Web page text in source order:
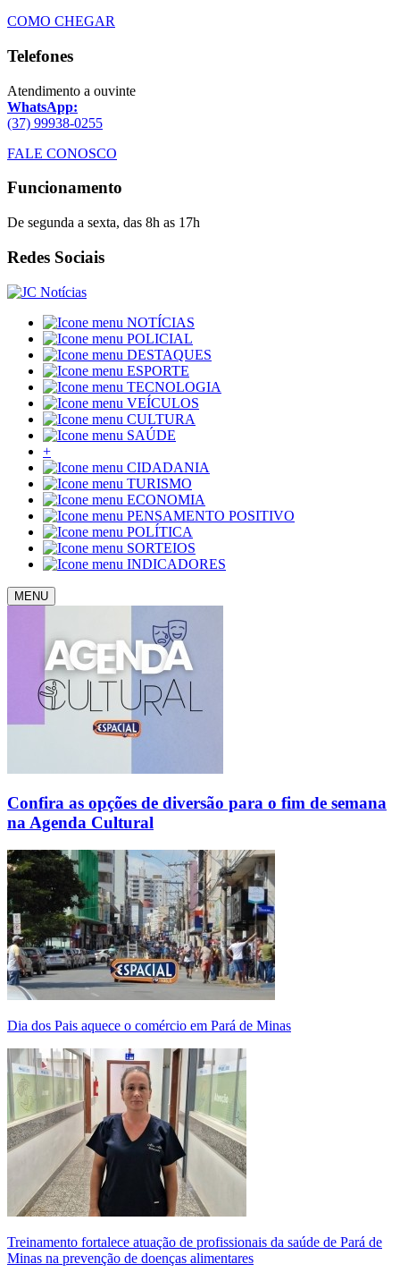
COMO CHEGAR
Telefones
Atendimento a ouvinte
WhatsApp:
(37) 99938-0255
FALE CONOSCO
Funcionamento
De segunda a sexta, das 8h as 17h
Redes Sociais
NOTÍCIAS
POLICIAL
DESTAQUES
ESPORTE
TECNOLOGIA
VEÍCULOS
CULTURA
SAÚDE
+
CIDADANIA
TURISMO
ECONOMIA
PENSAMENTO POSITIVO
POLÍTICA
SORTEIOS
INDICADORES
MENU
Confira as opções de diversão para o fim de semana
na Agenda Cultural
Dia dos Pais aquece o comércio em Pará de Minas
Treinamento fortalece atuação de profissionais da saúde de Pará de
Minas na prevenção de doenças alimentares